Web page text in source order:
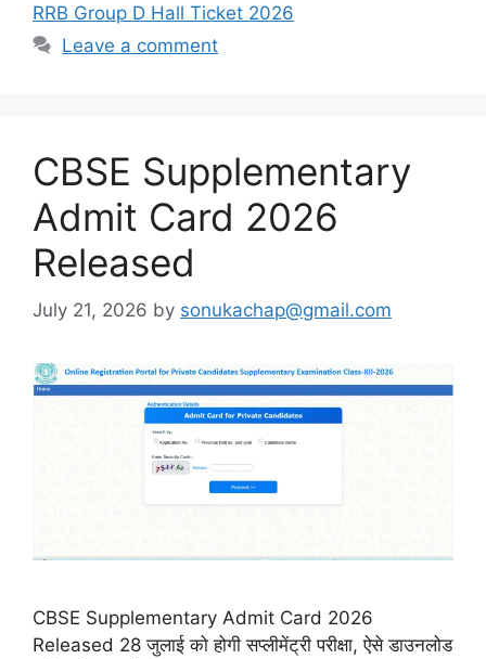
RRB Group D Hall Ticket 2026
Leave a comment
CBSE Supplementary
Admit Card 2026
Released
July 21, 2026 by sonukachap@gmail.com
CBSE Supplementary Admit Card 2026
Released 28 जुलाई को होगी सप्लीमेंट्री परीक्षा, ऐसे डाउनलोड